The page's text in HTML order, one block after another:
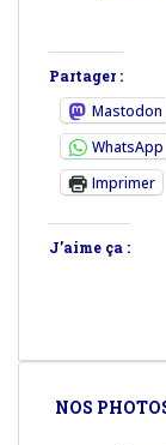
Partager :
Mastodon
WhatsApp
Imprimer
J’aime ça :
NOS